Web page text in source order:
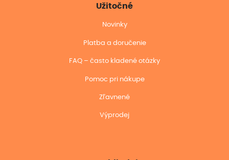
Užitočné
Novinky
Platba a doručenie
FAQ – často kladené otázky
Pomoc pri nákupe
Zľavnené
Výprodej